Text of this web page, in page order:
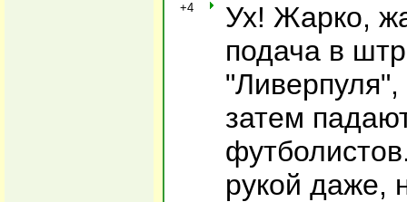
+4
Ух! Жарко,
подача в
затем
рукой даже,